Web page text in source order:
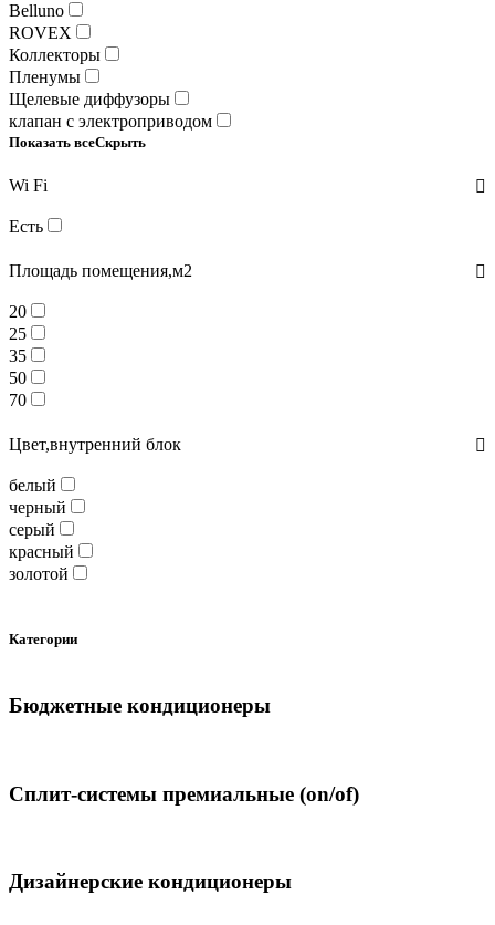
Belluno
ROVEX
Коллекторы
Пленумы
Щелевые диффузоры
клапан с электроприводом
Показать всеСкрыть
Wi Fi
Есть
Площадь помещения,м2
20
25
35
50
70
Цвет,внутренний блок
белый
черный
серый
красный
золотой
Категории
Бюджетные кондиционеры
Сплит-системы премиальные (on/of)
Дизайнерские кондиционеры